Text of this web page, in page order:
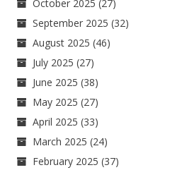
October 2025 (27)
September 2025 (32)
August 2025 (46)
July 2025 (27)
June 2025 (38)
May 2025 (27)
April 2025 (33)
March 2025 (24)
February 2025 (37)